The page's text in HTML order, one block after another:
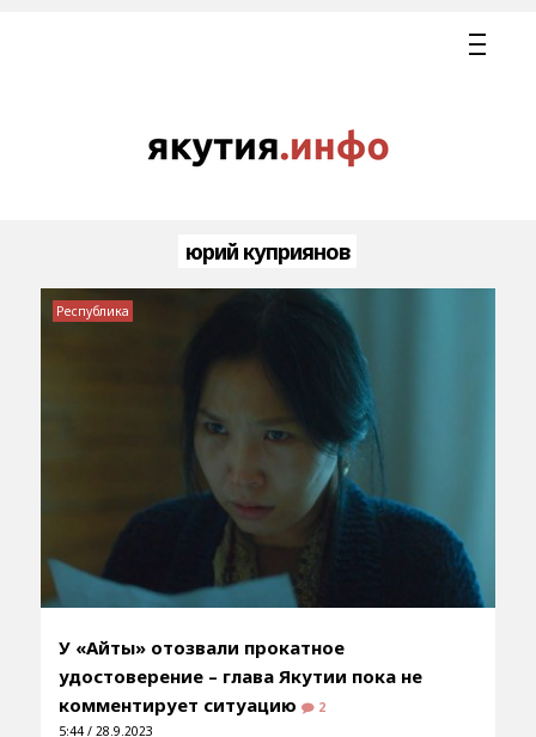
юрий куприянов
У «Айты» отозвали прокатное
удостоверение – глава Якутии пока не
комментирует ситуацию
2
5:44 / 28.9.2023
Республика